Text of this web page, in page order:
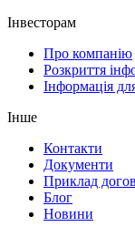
Інвесторам
Про компанію
Розкриття
Інформація
Інше
Контакти
Документи
Приклад
Блог
Новини